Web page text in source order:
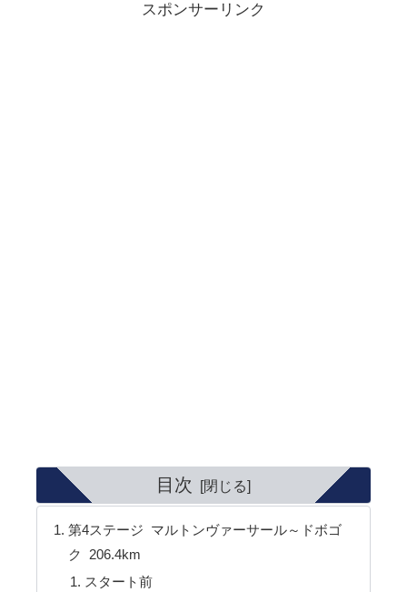
スポンサーリンク
目次
第4ステージ マルトンヴァーサール～ドボゴ
ク 206.4km
スタート前